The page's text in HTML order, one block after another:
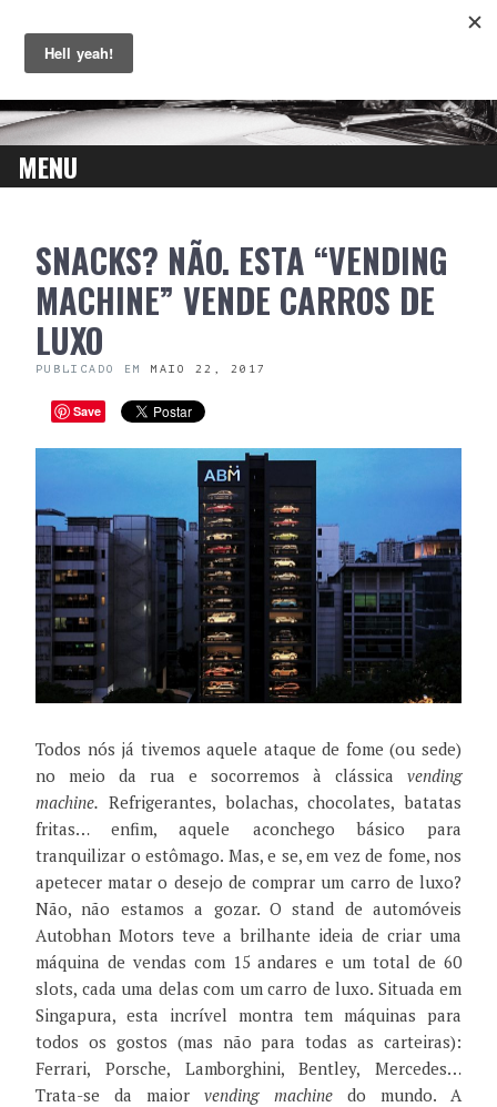
MENU
CONTENTSNACKS? NÃO. ESTA “VENDING
MACHINE” VENDE CARROS DE
LUXO
PUBLICADO EM MAIO 22, 2017
Save
Todos nós já tivemos aquele ataque de fome (ou sede)
no meio da rua e socorremos à clássica vending
machine. Refrigerantes, bolachas, chocolates, batatas
fritas… enfim, aquele aconchego básico para
tranquilizar o estômago. Mas, e se, em vez de fome, nos
apetecer matar o desejo de comprar um carro de luxo?
Não, não estamos a gozar. O stand de automóveis
Autobhan Motors teve a brilhante ideia de criar uma
máquina de vendas com 15 andares e um total de 60
slots, cada uma delas com um carro de luxo. Situada em
Singapura, esta incrível montra tem máquinas para
todos os gostos (mas não para todas as carteiras):
Ferrari, Porsche, Lamborghini, Bentley, Mercedes…
Trata-se da maiorvending machinedo mundo. A